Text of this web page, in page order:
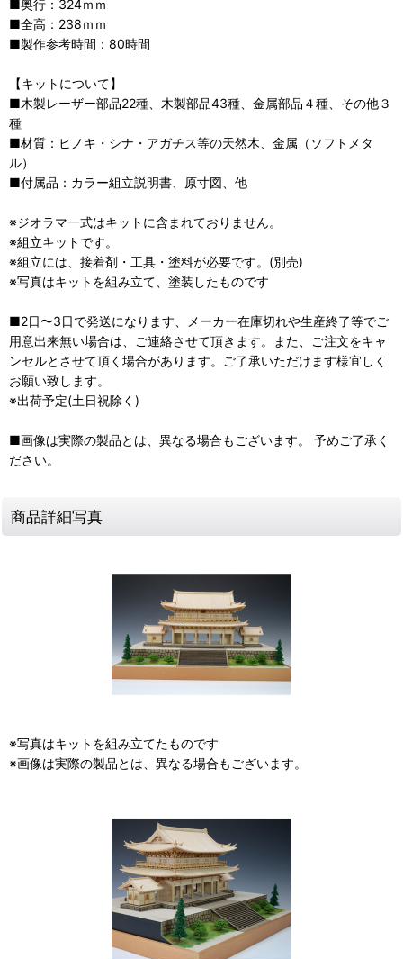
■奥行：324ｍｍ
■全高：238ｍｍ
■製作参考時間：80時間
【キットについて】
■木製レーザー部品22種、木製部品43種、金属部品４種、その他３
種
■材質：ヒノキ・シナ・アガチス等の天然木、金属（ソフトメタ
ル）
■付属品：カラー組立説明書、原寸図、他
※ジオラマ一式はキットに含まれておりません。
※組立キットです。
※組立には、接着剤・工具・塗料が必要です。(別売)
※写真はキットを組み立て、塗装したものです
■2日〜3日で発送になります、メーカー在庫切れや生産終了等でご
用意出来無い場合は、ご連絡させて頂きます。また、ご注文をキャ
ンセルとさせて頂く場合があります。ご了承いただけます様宜しく
お願い致します。
※出荷予定(土日祝除く)
■画像は実際の製品とは、異なる場合もございます。 予めご了承く
ださい。
商品詳細写真
※写真はキットを組み立てたものです
※画像は実際の製品とは、異なる場合もございます。